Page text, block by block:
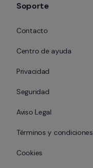
Soporte
Contacto
Centro de ayuda
Privacidad
Seguridad
Aviso Legal
Términos y condiciones
Cookies